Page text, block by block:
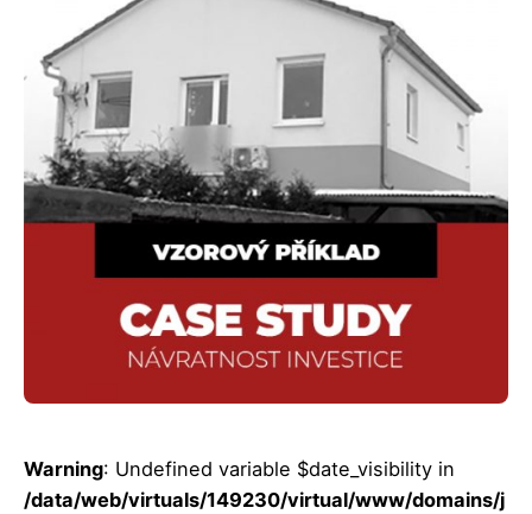
Posted by
Jakub Hlaváč
Warning: Undefined variable $date_visibility in
/data/web/virtuals/149230/virtual/www/domains/j